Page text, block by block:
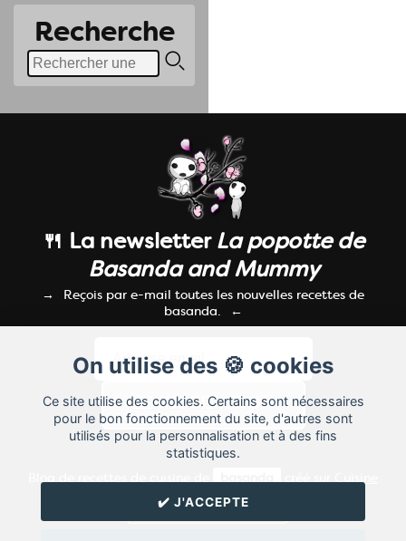
Recherche
On utilise des 🍪 cookies
Ce site utilise des cookies. Certains sont nécessaires
pour le bon fonctionnement du site, d'autres sont
utilisés pour la personnalisation et à des fins
statistiques.
✔️ J'ACCEPTE
🍴 La newsletterLa popotte de
Basanda and Mummy
Reçois par e-mail toutes les nouvelles recettes de
basanda.
✉️ Contacter basanda